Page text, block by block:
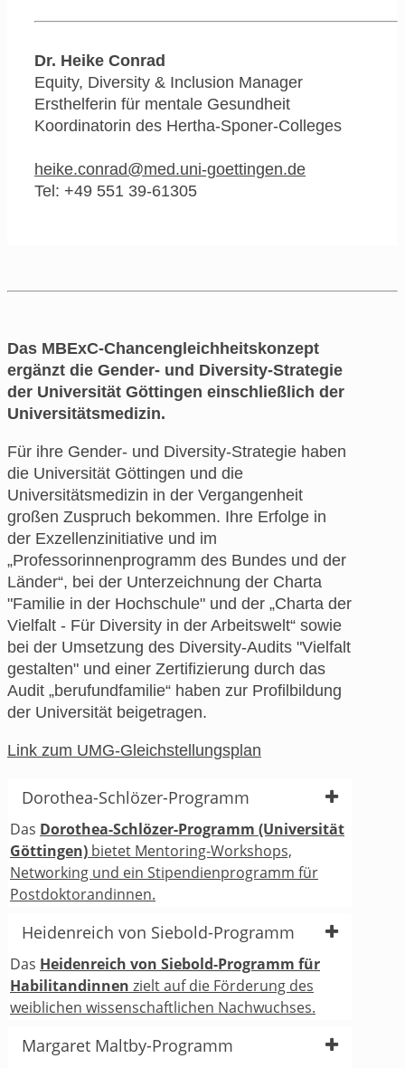
Dr. Heike Conrad
Equity, Diversity & Inclusion Manager
Ersthelferin für mentale Gesundheit
Koordinatorin des Hertha-Sponer-Colleges
ed.negnitteog-inu.dem@darnoc.ekieh
Tel: +49 551 39-61305
Das MBExC-Chancengleichheitskonzept
ergänzt die Gender- und Diversity-Strategie
der Universität Göttingen einschließlich der
Universitätsmedizin.
Für ihre Gender- und Diversity-Strategie haben
die Universität Göttingen und die
Universitätsmedizin in der Vergangenheit
großen Zuspruch bekommen. Ihre Erfolge in
der Exzellenzinitiative und im
„Professorinnenprogramm des Bundes und der
Länder“, bei der Unterzeichnung der Charta
"Familie in der Hochschule" und der „Charta der
Vielfalt - Für Diversity in der Arbeitswelt“ sowie
bei der Umsetzung des Diversity-Audits "Vielfalt
gestalten" und einer Zertifizierung durch das
Audit „berufundfamilie“ haben zur Profilbildung
der Universität beigetragen.
Link zum UMG-Gleichstellungsplan
Dorothea-Schlözer-Programm
Das Dorothea-Schlözer-Programm (Universität
Göttingen) bietet Mentoring-Workshops,
Networking und ein Stipendienprogramm für
Postdoktorandinnen.
Heidenreich von Siebold-Programm
Das Heidenreich von Siebold-Programm für
Habilitandinnen zielt auf die Förderung des
weiblichen wissenschaftlichen Nachwuchses.
Margaret Maltby-Programm